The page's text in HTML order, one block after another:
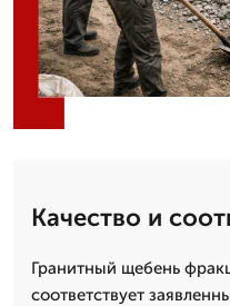
Качество и
Гранитный щебень
соответствует